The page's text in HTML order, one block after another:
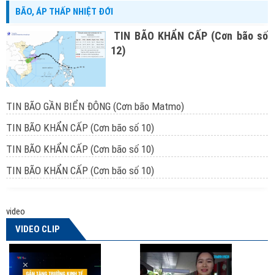
BÃO, ÁP THẤP NHIỆT ĐỚI
TIN BÃO KHẨN CẤP (Cơn bão số
12)
TIN BÃO GẦN BIỂN ĐÔNG (Cơn bão Matmo)
TIN BÃO KHẨN CẤP (Cơn bão số 10)
TIN BÃO KHẨN CẤP (Cơn bão số 10)
TIN BÃO KHẨN CẤP (Cơn bão số 10)
video
VIDEO CLIP